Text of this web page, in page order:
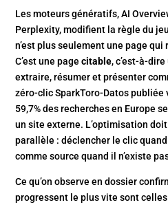
Les moteurs génératifs, AI
Perplexity, modifient la règle du
n’est plus seulement une page
C’est une pagecitable, c’est-à-
extraire, résumer et présenter
zéro-clic SparkToro-Datos publiée
59,7% des recherches en Europe
un site externe. L’optimisation
parallèle : déclencher le clic
comme source quand il n’existe
Ce qu’on observe en dossier
progressent le plus vite sont